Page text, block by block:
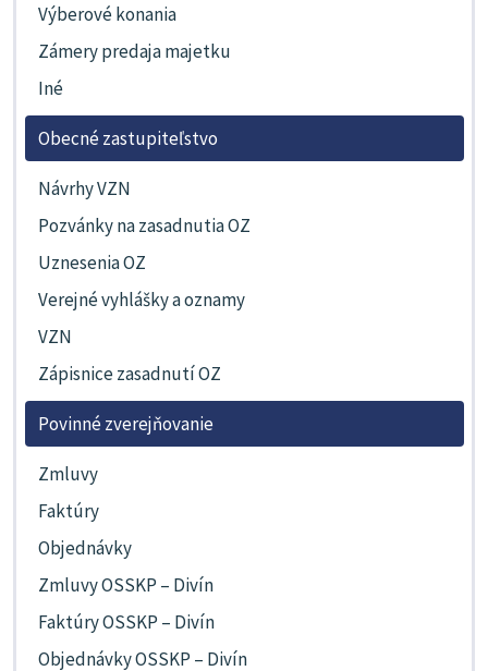
Výberové konania
Zámery predaja majetku
Iné
Obecné zastupiteľstvo
Návrhy VZN
Pozvánky na zasadnutia OZ
Uznesenia OZ
Verejné vyhlášky a oznamy
VZN
Zápisnice zasadnutí OZ
Povinné zverejňovanie
Zmluvy
Faktúry
Objednávky
Zmluvy OSSKP – Divín
Faktúry OSSKP – Divín
Objednávky OSSKP – Divín